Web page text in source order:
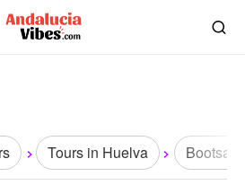
Tours in Huelva